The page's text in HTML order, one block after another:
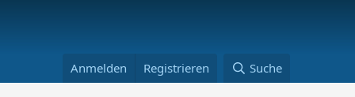
Anmelden Registrieren Suche